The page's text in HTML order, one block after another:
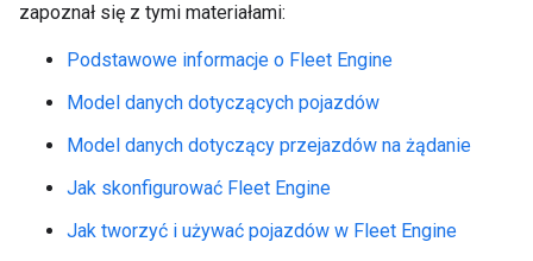
zapoznał się z tymi materiałami:
Podstawowe informacje o Fleet Engine
Model danych dotyczących pojazdów
Model danych dotyczący przejazdów na żądanie
Jak skonfigurować Fleet Engine
Jak tworzyć i używać pojazdów w Fleet Engine